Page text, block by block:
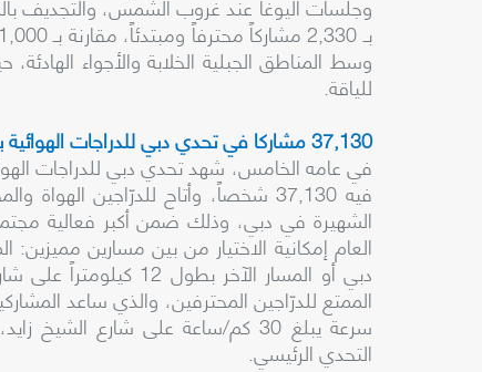
وسط المناطق الجبلية الخلابة والأجواء
للياقة.
37,130 مشاركا في تحدي دبي للدراجات الهوائية برعاية دي بي ورلد
في عامه الخامس، شهد تحدي دبي للدراجات
فيه 37,130 شخصاً، وأتاح للدرّاجين
الشهيرة في دبي، وذلك ضمن أكبر فعالية
دبي أو المسار الآخر
الممتع للدرّاجين المحترفين، والذي ساعد
سرعة يبلغ 30 كم/ساعة على شارع
التحدي الرئيسي.